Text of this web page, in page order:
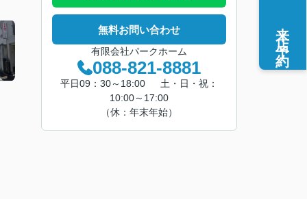
無料お問い合わせ
有限会社パークホーム
088-821-8881
平日09：30～18:00 土・日・祝：
10:00～17:00
（休：年末年始）
来店予約